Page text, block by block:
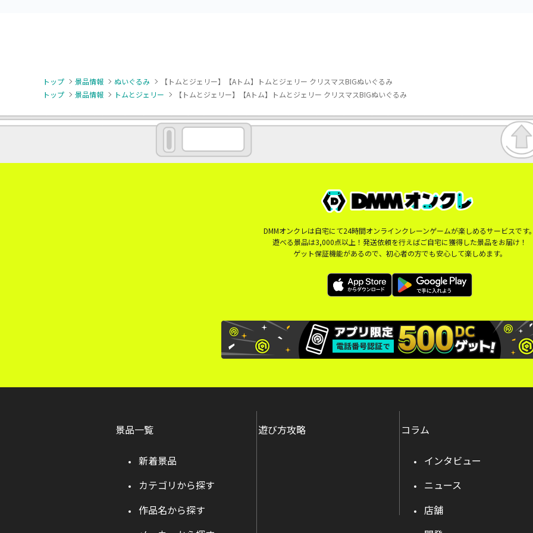
トップ 景品情報 ぬいぐるみ
【トムとジェリー】【Aトム】トムとジェリー クリスマスBIGぬいぐるみ
トップ
景品情報 トムとジェリー 【トムとジェリー】【Aトム】トムとジェリー クリスマスBIGぬいぐるみ
DMMオンクレは自宅にて24時間オンラインクレーンゲームが楽しめるサービスです
遊べる景品は3,000点以上！発送依頼を行えばご自宅に獲得した景品をお届け！
ゲット保証機能があるので、初心者の方でも安心して楽しめます。
景品一覧
新着景品
カテゴリから探す
作品名から探す
遊び方攻略 コラム
インタビュー
ニュース
店舗